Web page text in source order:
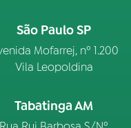
São Paulo SP
Mofarrej, nº 1.200
Vila Leopoldina
Tabatinga AM